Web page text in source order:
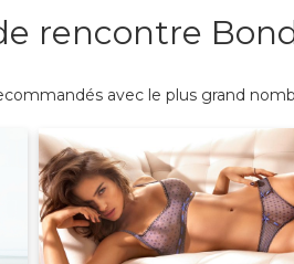
rencontre
avec le plus grand